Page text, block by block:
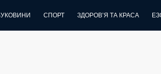
СПОРТ ЗДОРОВ’Я ТА КРАСА